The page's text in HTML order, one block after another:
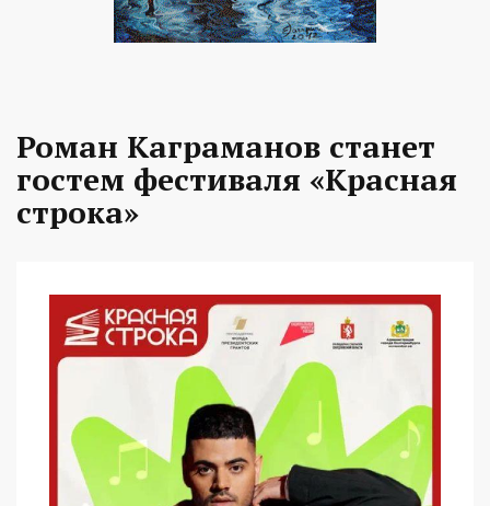
Роман Каграманов станет
гостем фестиваля «Красная
строка»